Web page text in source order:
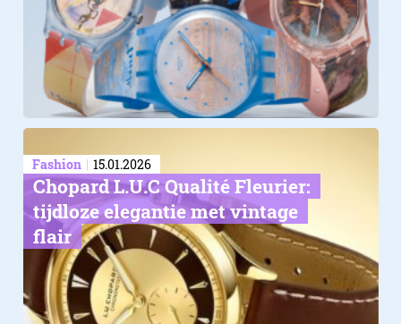
6. Veiligheid boven alles
Fashion 15.01.2026
Chopard L.U.C Qualité Fleurier:
tijdloze elegantie met vintage
flair